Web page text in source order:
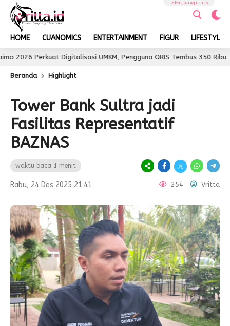
HOME CUANOMICS ENTERTAINMENT FIGUR LIFESTYLE
Sabtu, 08 Agu 2026
Digitalisasi UMKM, Pengguna QRIS Tembus 350 Ribu 5 jam
Beranda Highlight
Tower Bank Sultra jadi
Fasilitas Representatif
BAZNAS
waktu baca 1 menit
Rabu, 24 Des 2025 21:41 254 Vritta